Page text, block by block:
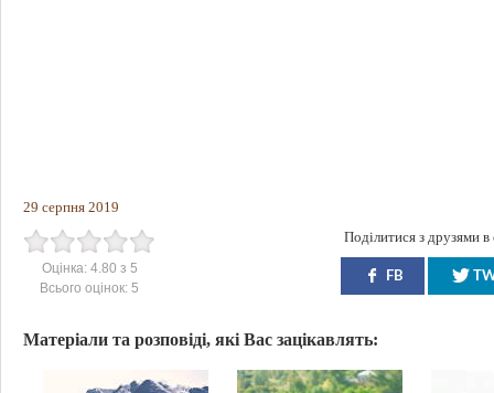
29 серпня 2019
Оцінка: 4.80 з 5
Всього оцінок: 5
Поділитися з друзями
FB
Матеріали та розповіді, які Вас зацікавлять: